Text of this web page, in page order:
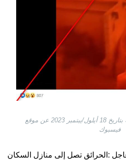
صورة ملتقطة من الشاشة بتاريخ 18 أيلول/يبتمبر 2023 عن موقع
فيسبوك
:الحرائق تصل إلى منازل السكان